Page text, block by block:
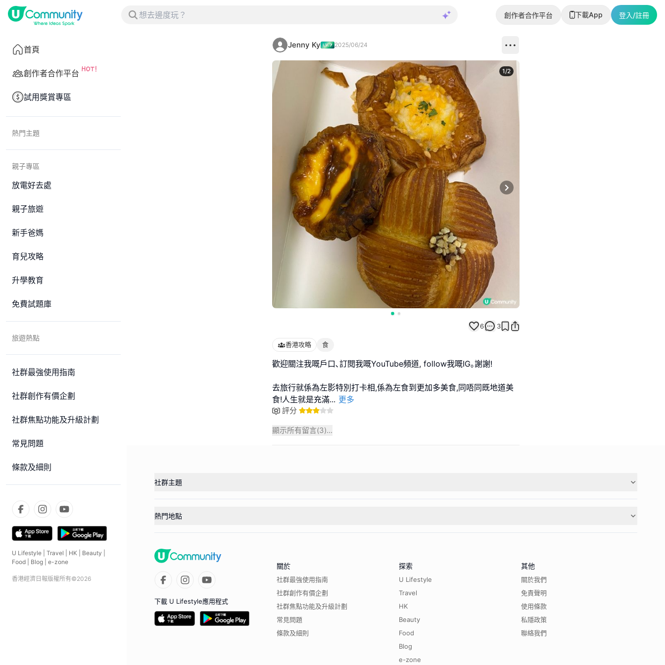
創作者合作平台 下載App 登入/註冊
首頁
創作者合作平台
試用獎賞專區
熱門主題
親子專區
放電好去處
親子旅遊
新手爸媽
育兒攻略
升學教育
免費試題庫
旅遊熱點
社群最強使用指南
社群創作有價企劃
社群焦點功能及升級計劃
常見問題
條款及細則
U Lifestyle Travel HK Beauty
Food
Blog e-zone
香港經濟日報版權所有©2026
Jenny Ky 2025/06/24
Next slide
1/2
6 3
香港攻略 食
歡迎關注我嘅戶口､訂閱我嘅YouTube頻道, follow我嘅IG｡謝謝!
去旅行就係為左影特別打卡相,係為左食到更加多美食,同唔同既地道美
食!人生就是充滿... 更多
評分
顯示所有留言(3)...
社群主題
熱門地點
下載 U Lifestyle應用程式
關於
社群最強使用指南
社群創作有價企劃
社群焦點功能及升級計劃
常見問題
條款及細則
探索
U Lifestyle
Travel
HK
Beauty
Food
Blog
e-zone
其他
關於我們
免責聲明
使用條款
私隱政策
聯絡我們